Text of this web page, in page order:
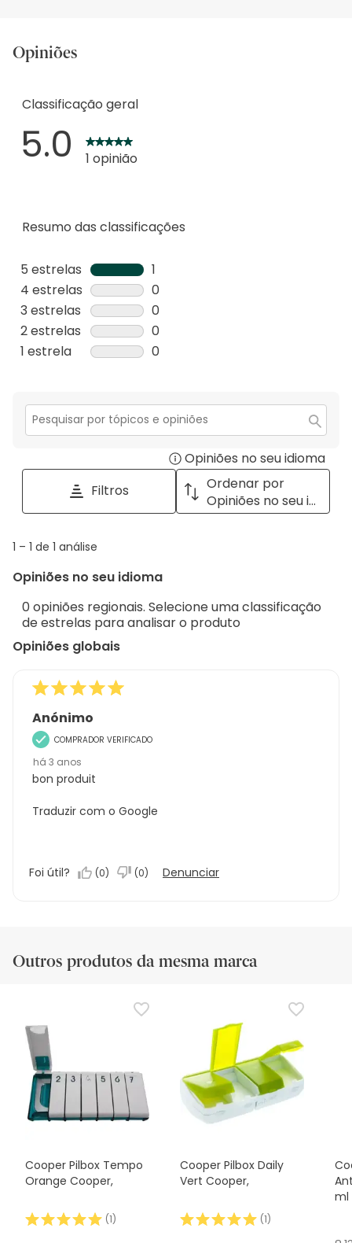
Opiniões
Resumo das classificações
5 estrelas estrelas
1
1
análise
com
5
4 estrelas estrelas
0
0
análise
com
3 estrelas estrelas
0
0
análise
estrelas.
2 estrelas estrelas
0
0
2
estrelas.
1 estrela estrelas
0
com
1
Classificação geral
5.0 1 opinião
Secção
Opiniões no seu idioma
a
with
Filtros
Ordenar por
Opiniões no seu idioma
1
1
análise
1 – 1 de 1 análise
Opiniões no seu idioma
0 opiniões regionais. Selecione uma classificação
de estrelas para analisar o produto
Opiniões globais
Anónimo
COMPRADOR VERIFICADO
há 3 anos
bon produit
Traduzir com o Google
Foi útil? (0) (0) Denunciar
Outros produtos da mesma marca
Cooper Pilbox Tempo
Orange Cooper,
(1)
Cooper Pilbox Daily
Vert Cooper,
(1)
ml